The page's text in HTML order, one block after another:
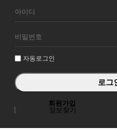
원
그
자동로그인
회원가입
정보찾기